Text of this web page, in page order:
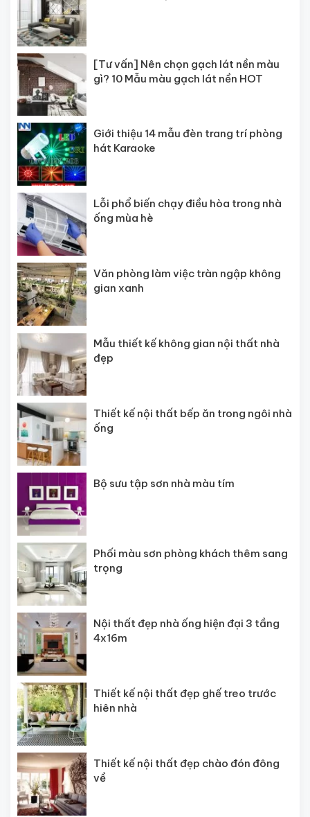
[Tư vấn] Nên chọn gạch lát nền màu
gì? 10 Mẫu màu gạch lát nền HOT
Giới thiệu 14 mẫu đèn trang trí phòng
hát Karaoke
Lỗi phổ biến chạy điều hòa trong nhà
ống mùa hè
Văn phòng làm việc tràn ngập không
gian xanh
Mẫu thiết kế không gian nội thất nhà
đẹp
Thiết kế nội thất bếp ăn trong ngôi nhà
ống
Bộ sưu tập sơn nhà màu tím
Phối màu sơn phòng khách thêm sang
trọng
Nội thất đẹp nhà ống hiện đại 3 tầng
4x16m
Thiết kế nội thất đẹp ghế treo trước
hiên nhà
Thiết kế nội thất đẹp chào đón đông
về